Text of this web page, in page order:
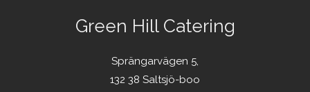
Green Hill Catering
Sprängarvägen 5,
132 38 Saltsjö-boo